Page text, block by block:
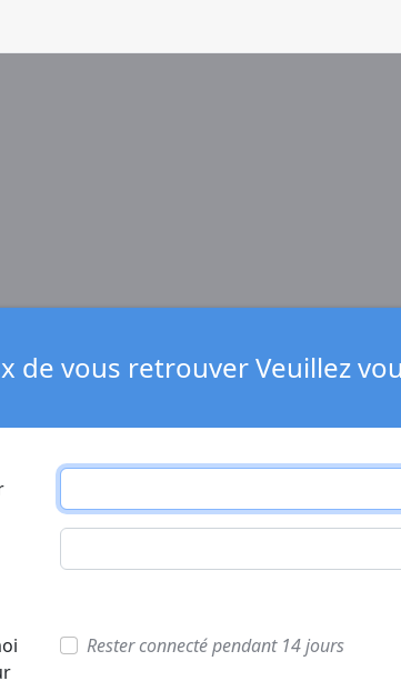
de vous retrouver Veuillez
Rester connecté pendant 14 jours